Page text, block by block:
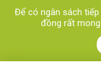
Để có ngân sách
đồng rất